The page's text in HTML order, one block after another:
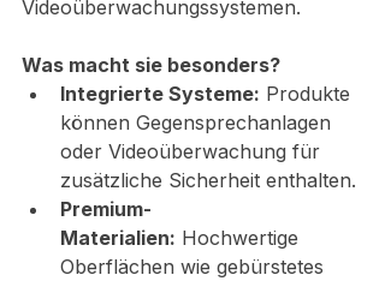
Videoüberwachungssystemen.
Was macht sie besonders?
Integrierte Systeme: Produkte
können Gegensprechanlagen
oder Videoüberwachung für
zusätzliche Sicherheit enthalten.
Premium-
Materialien: Hochwertige
Oberflächen wie gebürstetes